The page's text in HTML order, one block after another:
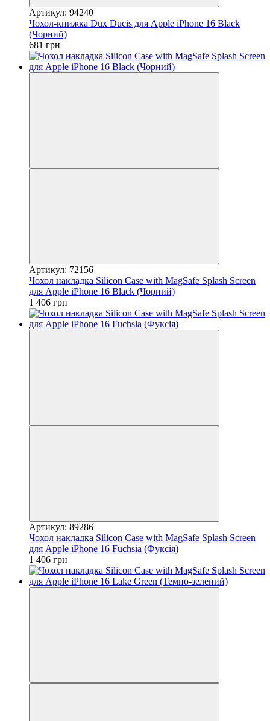
Артикул: 94240
Чохол-книжка Dux Ducis для Apple iPhone 16 Black
(Чорний)
681 грн
Артикул: 72156
Чохол накладка Silicon Case with MagSafe Splash Screen
для Apple iPhone 16 Black (Чорний)
1 406 грн
Артикул: 89286
Чохол накладка Silicon Case with MagSafe Splash Screen
для Apple iPhone 16 Fuchsia (Фуксія)
1 406 грн